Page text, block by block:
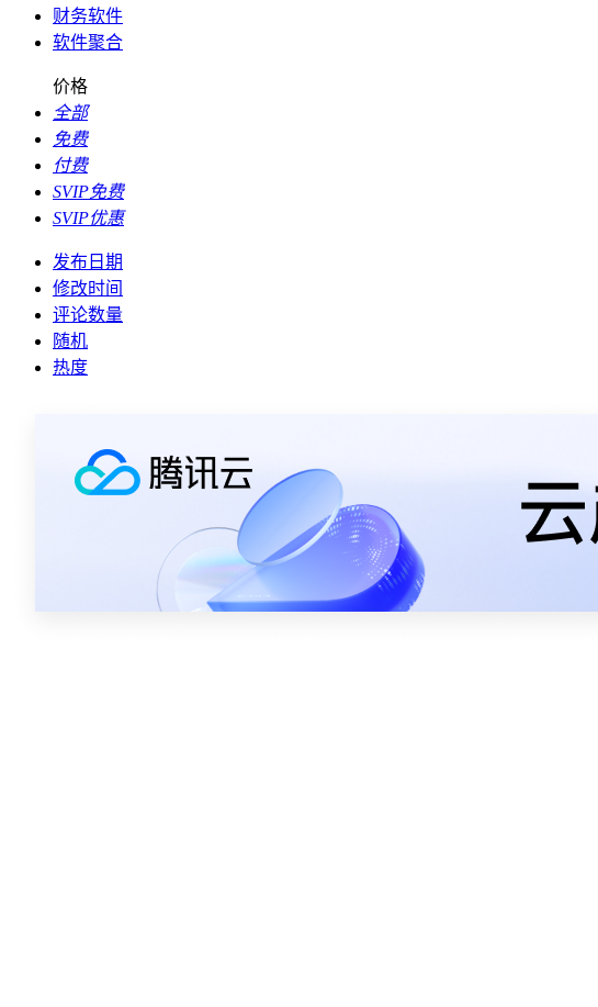
财务软件
软件聚合
价格
全部
免费
付费
SVIP免费
SVIP优惠
发布日期
修改时间
评论数量
随机
热度